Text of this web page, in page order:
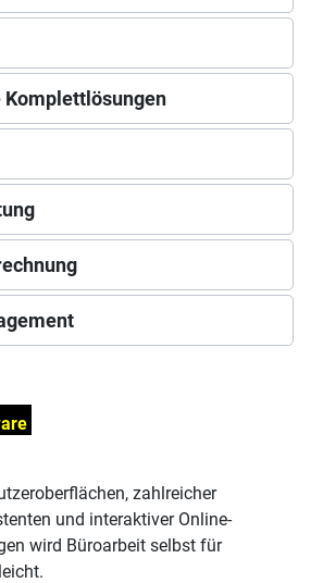
Komplettlösungen
zahlreicher
und interaktiver Online-
wird Büroarbeit selbst für